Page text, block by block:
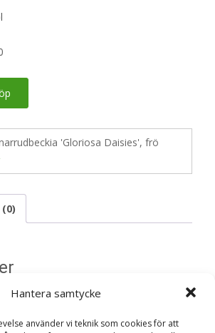
Hantera samtycke
använder vi teknik som cookies för att
'Gloriosa Daisies', frö